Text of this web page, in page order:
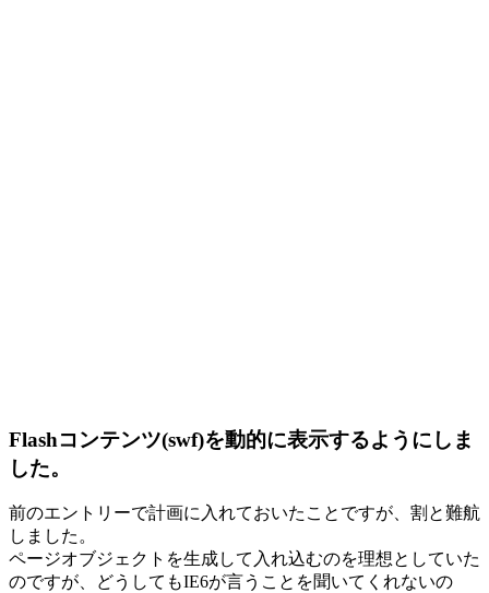
Flashコンテンツ(swf)を動的に表示するようにしま
した。
前のエントリーで計画に入れておいたことですが、割と難航
しました。
ページオブジェクトを生成して入れ込むのを理想としていた
のですが、どうしてもIE6が言うことを聞いてくれないの